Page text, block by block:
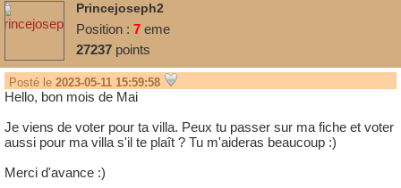
Princejoseph2
Position : 7 eme
27237 points
Posté le 2023-05-11 15:59:58
Hello, bon mois de Mai
Je viens de voter pour ta villa. Peux tu passer sur ma fiche et voter
aussi pour ma villa s'il te plaît ? Tu m'aideras beaucoup :)
Merci d'avance :)